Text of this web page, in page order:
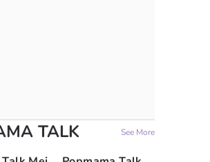
TALK See More